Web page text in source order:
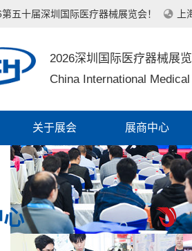
五十届深圳国际医疗器械展览会！ 上
2026深圳国际医疗器械展
China International
关于展会 展商中心